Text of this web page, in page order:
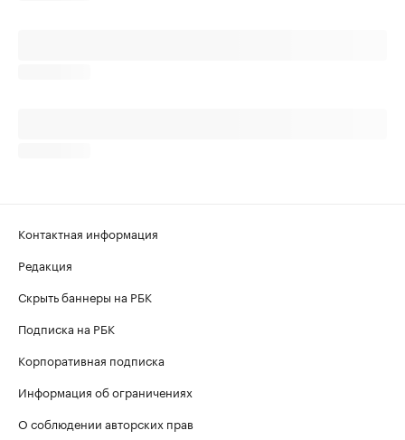
Контактная информация
Редакция
Скрыть баннеры на РБК
Подписка на РБК
Корпоративная подписка
Информация об ограничениях
О соблюдении авторских прав